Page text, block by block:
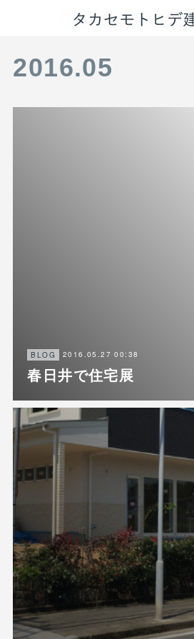
2016.05
BLOG 2016.05.27 00:38
春日井で住宅展